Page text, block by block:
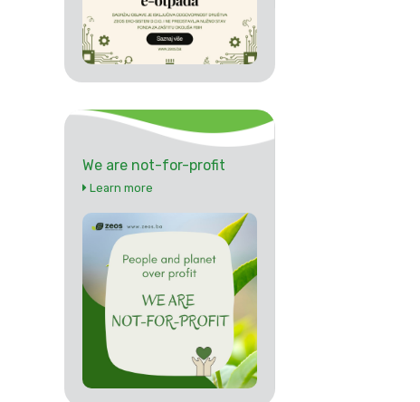
We are not-for-profit
Learn more